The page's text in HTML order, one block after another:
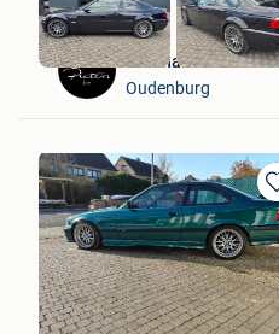
Autohandel Pieters
Oudenburg
in